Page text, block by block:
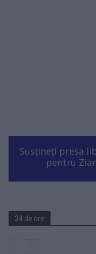
Susțineți presa
pentru
24 de ore